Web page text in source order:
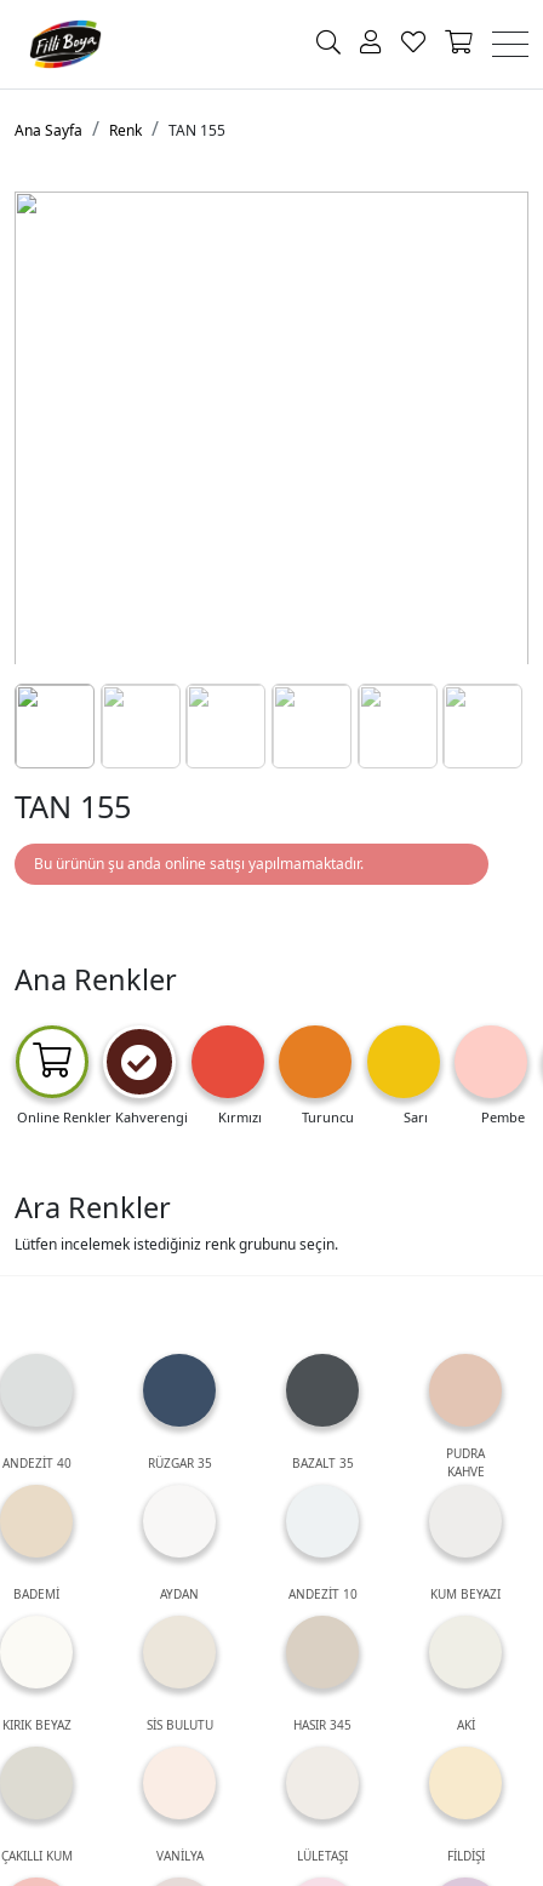
Ana Sayfa Renk TAN 155
TAN 155
Bu ürünün şu anda online satışı yapılmamaktadır.
Ana Renkler
Online Renkler Kahverengi Kırmızı Turuncu Sarı Pembe
Ara Renkler
Lütfen incelemek istediğiniz renk grubunu seçin.
ANDEZİT 40 RÜZGAR 35 BAZALT 35
PUDRA
KAHVE
BADEMİ AYDAN ANDEZİT 10 KUM BEYAZI
KIRIK BEYAZ SİS BULUTU HASIR 345 AKİ
ÇAKILLI KUM VANİLYA LÜLETAŞI FİLDİŞİ